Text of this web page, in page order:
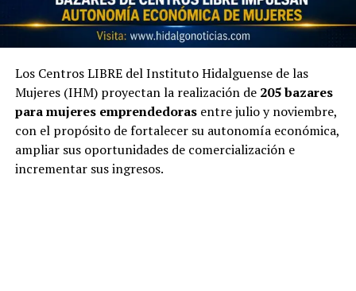
Los Centros LIBRE del Instituto Hidalguense de las
Mujeres (IHM) proyectan la realización de 205 bazares
para mujeres emprendedorasentre julio y noviembre,
con el propósito de fortalecer su autonomía económica,
ampliar sus oportunidades de comercialización e
incrementar sus ingresos.